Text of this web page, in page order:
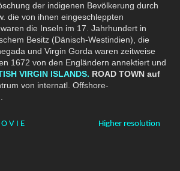
der indigenen Bevölkerung durch
die von ihnen eingeschleppten
die Inseln im 17. Jahrhundert in
Besitz (Dänisch-Westindien), die
und Virgin Gorda waren zeitweise
1672 von den Engländern annektiert und
VIRGIN ISLANDS. ROAD TOWN auf
von internatl. Offshore-
C O O V I E Higher resolution